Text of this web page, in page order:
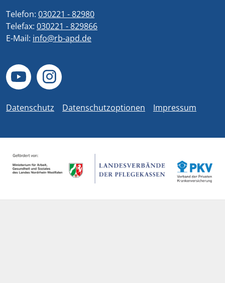
Telefon: 030221 - 82980
Telefax: 030221 - 829866
E-Mail: info@rb-apd.de
Datenschutz Datenschutzoptionen Impressum